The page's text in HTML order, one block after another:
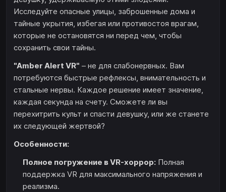
Исследуйте опасные улицы, заброшенные дома и
тайные укрытия, избегая или противостоя врагам,
которые не остановятся ни перед чем, чтобы
сохранить свои тайны.
"Amber Alert VR" – не для слабонервных. Вам
потребуются быстрые рефлексы, внимательность и
стальные нервы. Каждое решение имеет значение,
каждая секунда на счету. Сможете ли вы
перехитрить культ и спасти девушку, или же станете
их следующей жертвой?
Особенности:
Полное погружение в VR-хоррор: Полная
поддержка VR для максимального напряжения и
реализма.